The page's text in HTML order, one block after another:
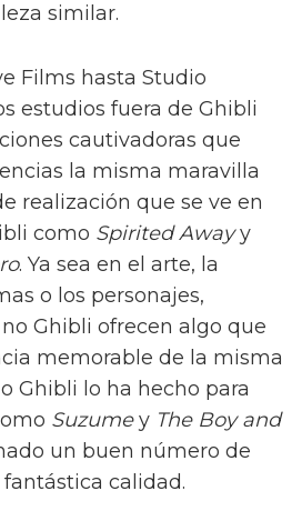
similar.
Films hasta Studio
estudios fuera de Ghibli
cautivadoras que
la misma maravilla
realización que se ve en
como Spirited Awayy
. Ya sea en el arte, la
o los personajes,
Ghibli ofrecen algo que
memorable de la misma
Ghibli lo ha hecho para
Suzumey The Boy and
un buen número de
calidad.